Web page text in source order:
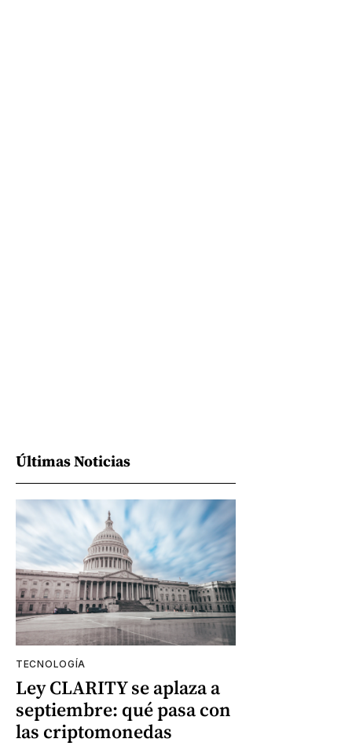
Últimas Noticias
TECNOLOGÍA
Ley CLARITY se aplaza a
septiembre: qué pasa con
las criptomonedas